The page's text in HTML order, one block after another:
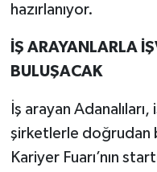
hazırlanıyor.
İŞ ARAYANLARLA
BULUŞACAK
İş arayan
şirketlerle doğrudan
Kariyer Fuarı’nın